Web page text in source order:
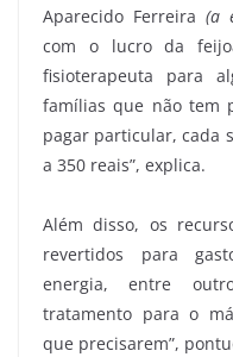
Aparecido Ferreira (a
com o lucro da
fisioterapeuta para
famílias que não tem
pagar particular, cada
a 350 reais”, explica.
Além disso, os
revertidos para
energia, entre
tratamento para o
que precisarem”,